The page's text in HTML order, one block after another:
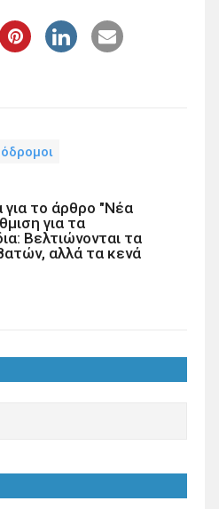
για το άρθρο "Νέα
για τα
Βελτιώνονται τα
αλλά τα κενά